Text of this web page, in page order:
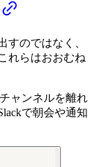
すのではなく、
れらはおおむね
ャンネルを離れ
で朝会や通知